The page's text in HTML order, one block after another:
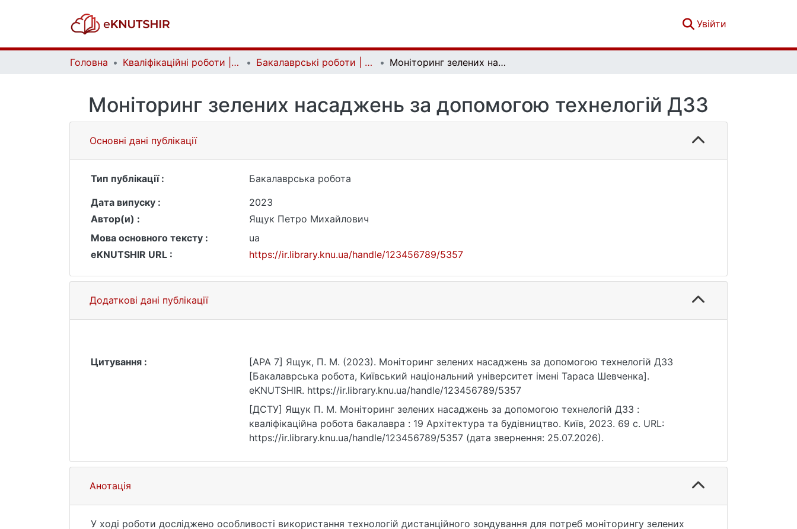
Увійти
Головна Кваліфікаційні роботи | Qualifying works Бакалаврські роботи | Bachelor theses Моніторинг зелених насаджень за допомогою технелогій ДЗЗ
Моніторинг зелених насаджень за допомогою технелогій ДЗЗ
Основні дані публікації
Тип публікації :
Бакалаврська робота
Дата випуску :
2023
Автор(и) :
Ящук Петро Михайлович
Мова основного тексту :
ua
eKNUTSHIR URL :
https://ir.library.knu.ua/handle/123456789/5357
Додаткові дані публікації
Цитування :
[APA 7] Ящук, П. М. (2023). Моніторинг зелених насаджень за допомогою технелогій ДЗЗ
[Бакалаврська робота, Київський національний університет імені Тараса Шевченка].
eKNUTSHIR. https://ir.library.knu.ua/handle/123456789/5357
[ДСТУ] Ящук П. М. Моніторинг зелених насаджень за допомогою технелогій ДЗЗ :
кваліфікаційна робота бакалавра : 19 Архітектура та будівництво. Київ, 2023. 69 с. URL:
https://ir.library.knu.ua/handle/123456789/5357 (дата звернення: 25.07.2026).
Анотація
У ході роботи досліджено особливості використання технологій дистанційного зондування для потреб моніторингу зелених